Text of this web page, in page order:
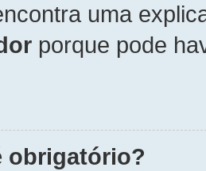
uma
porque pode
obrigatório?